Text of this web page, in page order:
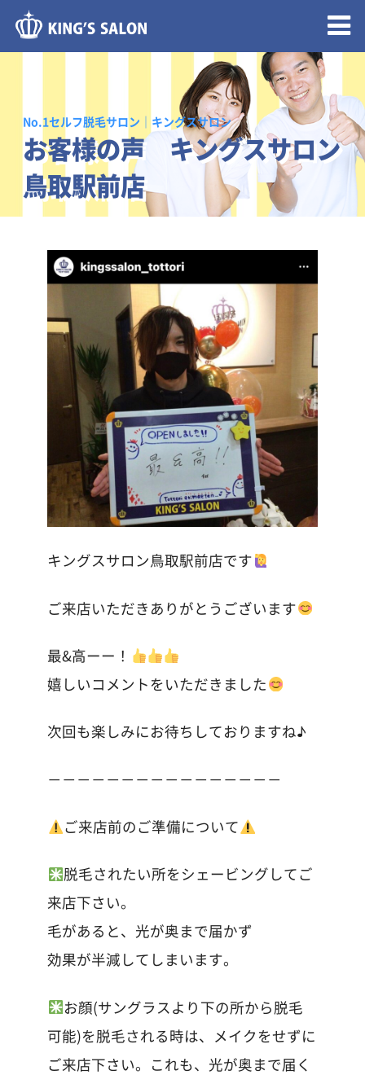
No.1セルフ脱毛サロン｜キングスサロン
お客様の声 キングスサロン
鳥取駅前店
キングスサロン鳥取駅前店です
ご来店いただきありがとうございます
最&高ーー！
嬉しいコメントをいただきました
次回も楽しみにお待ちしておりますね♪
－－－－－－－－－－－－－－－－
ご来店前のご準備について
脱毛されたい所をシェービングしてご
来店下さい。
毛があると、光が奥まで届かず
効果が半減してしまいます。
お顔(サングラスより下の所から脱毛
可能)を脱毛される時は、メイクをせずに
ご来店下さい。これも、光が奥まで届く